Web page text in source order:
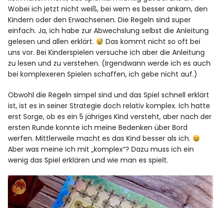
Wobei ich jetzt nicht weiß, bei wem es besser ankam, den
Kindern oder den Erwachsenen. Die Regeln sind super
einfach. Ja, ich habe zur Abwechslung selbst die Anleitung
gelesen und allen erklärt.
Das kommt nicht so oft bei
uns vor. Bei Kinderspielen versuche ich aber die Anleitung
zu lesen und zu verstehen. (Irgendwann werde ich es auch
bei komplexeren Spielen schaffen, ich gebe nicht auf.)
Obwohl die Regeln simpel sind und das Spiel schnell erklärt
ist, ist es in seiner Strategie doch relativ komplex. Ich hatte
erst Sorge, ob es ein 5 jähriges Kind versteht, aber nach der
ersten Runde konnte ich meine Bedenken über Bord
werfen. Mittlerweile macht es das Kind besser als ich.
Aber was meine ich mit „komplex“? Dazu muss ich ein
wenig das Spiel erklären und wie man es spielt.